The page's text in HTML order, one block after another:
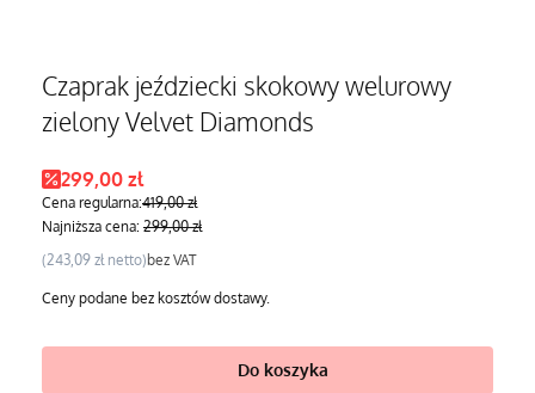
Czaprak jeździecki skokowy welurowy
zielony Velvet Diamonds
Cena promocyjna
299,00 zł
Cena regularna:419,00 zł
Najniższa cena: 299,00 zł
Cena
243,09 zł bez VAT
Ceny podane bez kosztów dostawy.
Do koszyka